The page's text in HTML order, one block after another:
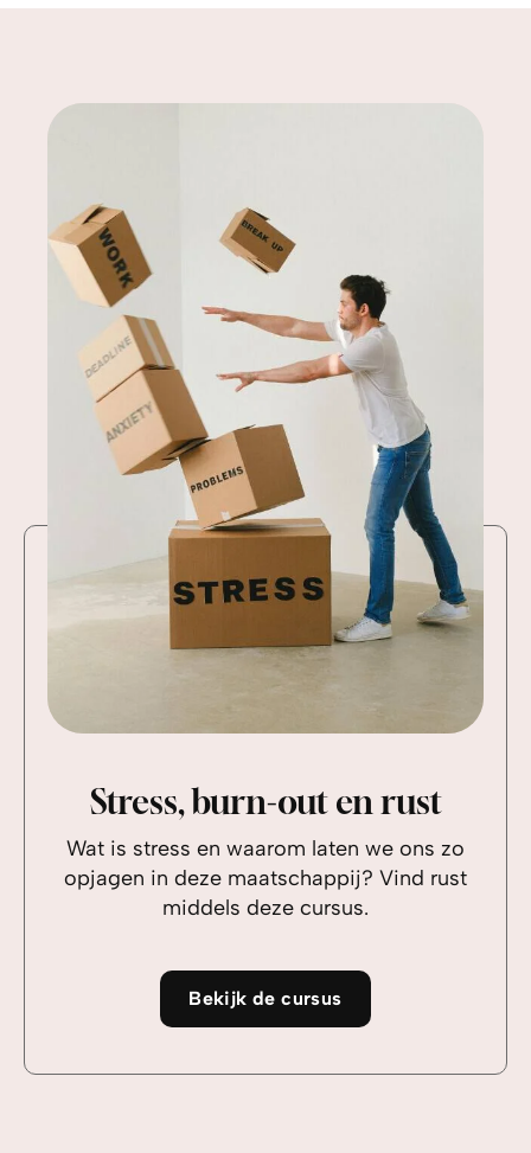
Stress, burn-out en rust
Wat is stress en waarom laten we ons zo
opjagen in deze maatschappij? Vind rust
middels deze cursus.
Bekijk de cursus